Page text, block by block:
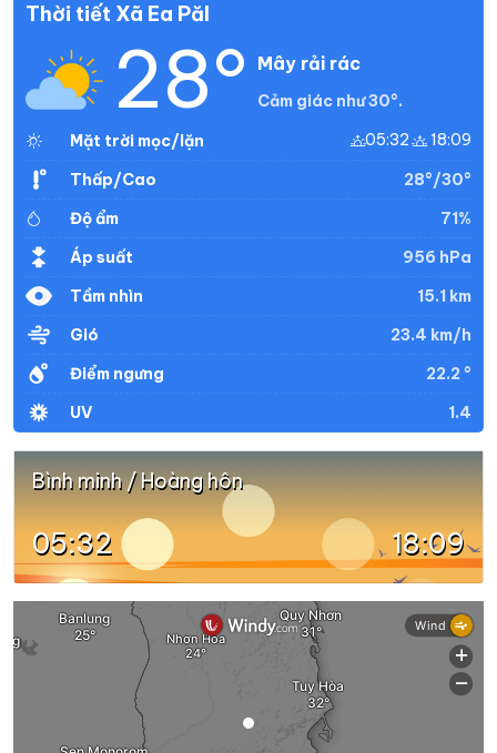
Thời tiết Xã Ea Păl
28° Mây rải rác
Cảm giác như 30°.
Mặt trời mọc/lặn
05:32 18:09
Thấp/Cao
28°/30°
Độ ẩm
71%
Áp suất
956 hPa
Tầm nhìn
15.1 km
Gió
23.4 km/h
Điểm ngưng
22.2 °
UV
1.4
Bình minh / Hoàng hôn
05:32 18:09